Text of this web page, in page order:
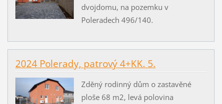
dvojdomu, na pozemku v
Poleradech 496/140.
2024 Polerady, patrový 4+KK. 5.
Zděný rodinný dům o zastavěné
ploše 68 m2, levá polovina